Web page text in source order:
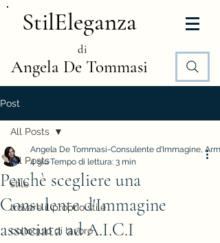
StilEleganza
di
Angela De Tommasi
Post
All Posts
stile
trovare il proprio stile
colloquio di lavoro
All Posts
Perchè scegliere una
Consulente d'Immagine
associata ad A.I.C.I
Angela De Tommasi-Consulente d'Immagine,
4 giuTempo di lettura: 3 min